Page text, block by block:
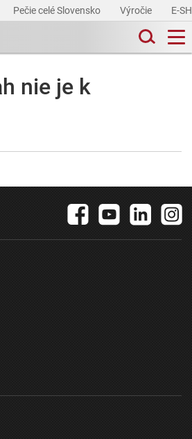
Pečie celé Slovensko Výročie E-
nie je k